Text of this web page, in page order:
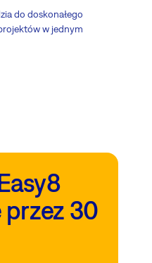
do doskonałego
w jednym
przez 30